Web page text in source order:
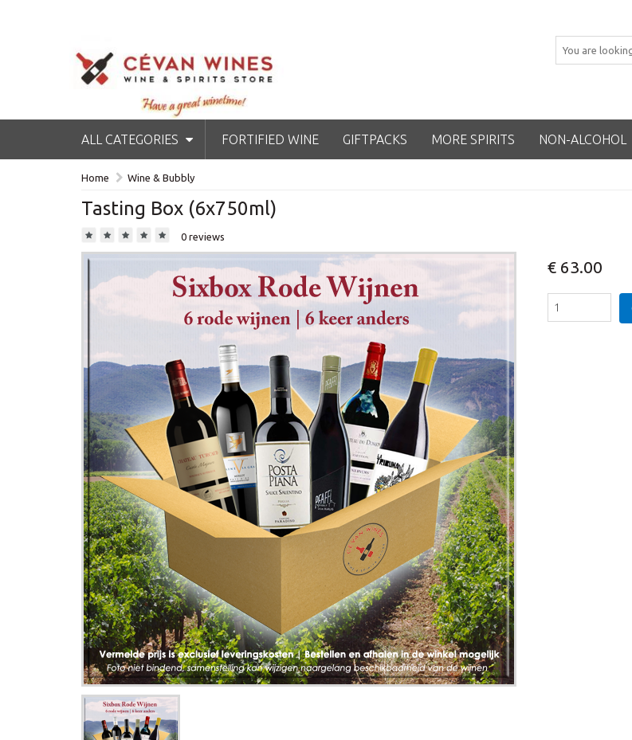
ALL CATEGORIES FORTIFIED WINE GIFTPACKS MORE SPIRITS NON-ALCOHOL
Home Wine & Bubbly
Tasting Box (6x750ml)
0 reviews
€ 63.00